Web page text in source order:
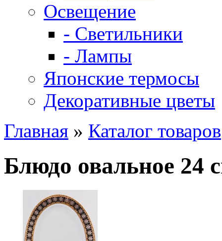
Освещение
- Светильники
- Лампы
Японские термосы
Декоративные цветы
Главная » Каталог товаров
Блюдо овальное 24